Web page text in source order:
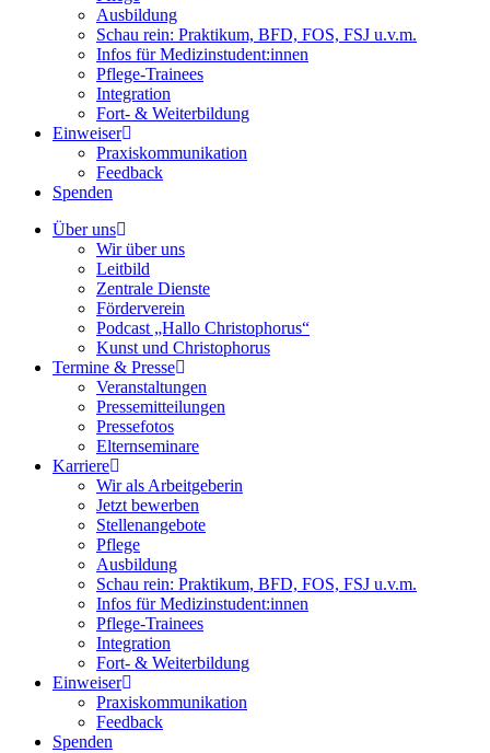
Ausbildung
Schau rein: Praktikum, BFD, FOS, FSJ u.v.m.
Infos für Medizinstudent:innen
Pflege-Trainees
Integration
Fort- & Weiterbildung
Einweiser
Praxiskommunikation
Feedback
Spenden
Über uns
Wir über uns
Leitbild
Zentrale Dienste
Förderverein
Podcast „Hallo Christophorus“
Kunst und Christophorus
Termine & Presse
Veranstaltungen
Pressemitteilungen
Pressefotos
Elternseminare
Karriere
Wir als Arbeitgeberin
Jetzt bewerben
Stellenangebote
Pflege
Ausbildung
Schau rein: Praktikum, BFD, FOS, FSJ u.v.m.
Infos für Medizinstudent:innen
Pflege-Trainees
Integration
Fort- & Weiterbildung
Einweiser
Praxiskommunikation
Feedback
Spenden